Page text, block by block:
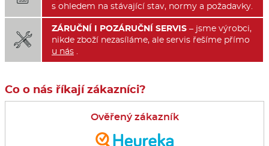
s ohledem na stávající stav, normy a požadavky.

ZÁRUČNÍ I POZÁRUČNÍ SERVIS – jsme výrobci,
nikde zboží nezasíláme, ale servis řešíme přímo
u nás .
Co o nás říkají zákazníci?
Ověřený zákazník